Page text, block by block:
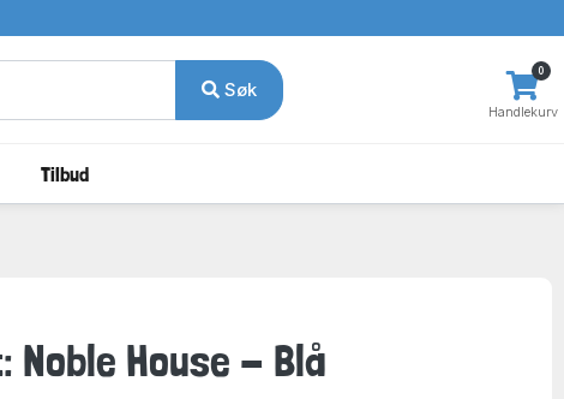
Søk
Handlekurv
0
Tilbud
Noble House - Blå